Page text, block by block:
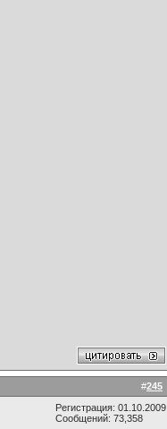
#245
Регистрация: 01.10.2009
Сообщений: 73,358